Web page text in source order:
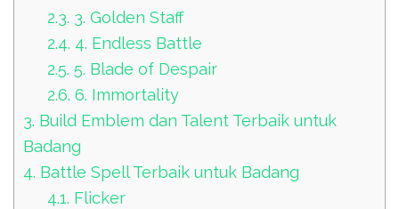
2.3. 3. Golden Staff
2.4. 4. Endless Battle
2.5. 5. Blade of Despair
2.6. 6. Immortality
3. Build Emblem dan Talent Terbaik untuk
Badang
4. Battle Spell Terbaik untuk Badang
4.1. Flicker